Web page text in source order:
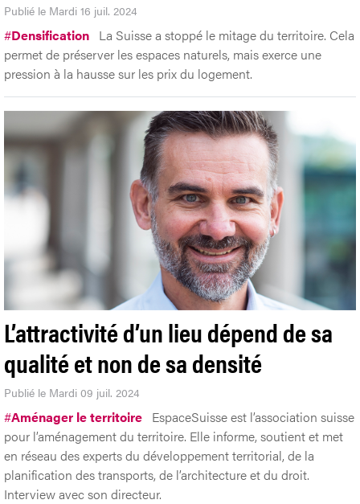
Publié le Mardi 16 juil. 2024
#Densification La Suisse a stoppé le mitage du territoire. Cela
permet de préserver les espaces naturels, mais exerce une
pression à la hausse sur les prix du logement.
L’attractivité d’un lieu dépend de sa
qualité et non de sa densité
Publié le Mardi 09 juil. 2024
#Aménager le territoire EspaceSuisse est l’association suisse
pour l’aménagement du territoire. Elle informe, soutient et met
en réseau des experts du développement territorial, de la
planification des transports, de l’architecture et du droit.
Interview avec son directeur.